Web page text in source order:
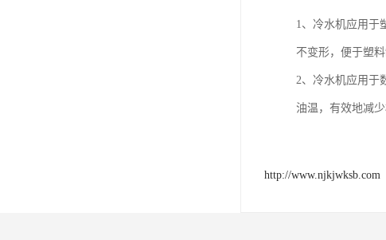
1、冷水机应用于
不变形，便于塑
2、冷水机应用于
油温，有效地减
http://www.njkjwksb.com